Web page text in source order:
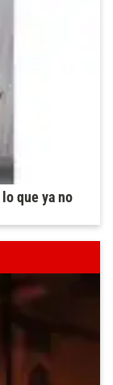
que ya no